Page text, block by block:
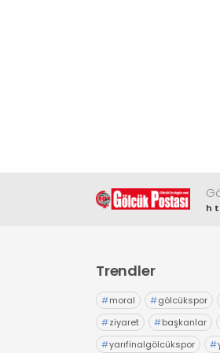
Trendler
#moral #gölcükspor
#ziyaret #başkanlar
#yarıfinalgölcükspor #